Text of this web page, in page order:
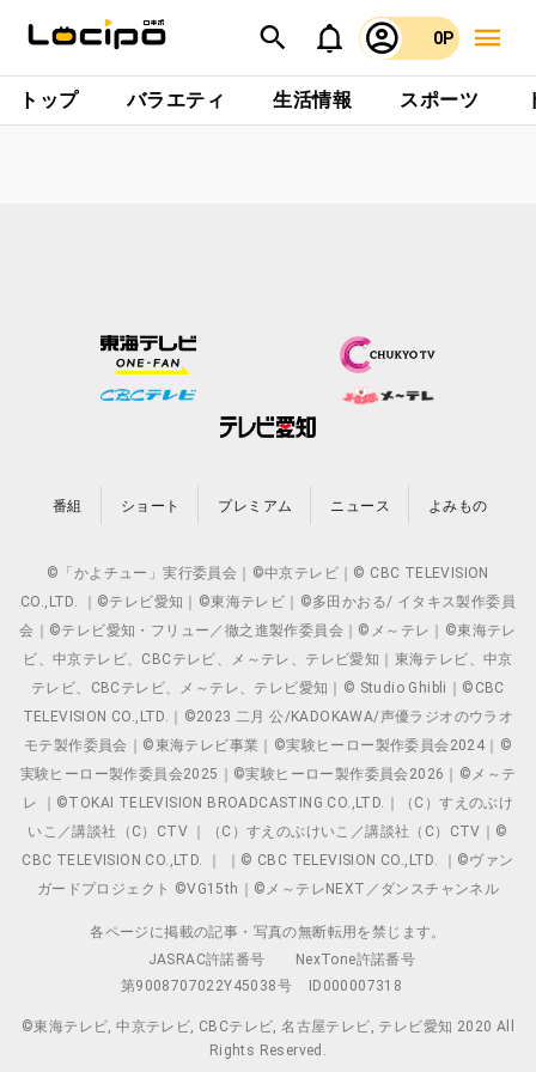
0P
トップ バラエティ 生活情報 スポーツ
番組 ショート プレミアム ニュース よみもの
©「かよチュー」実行委員会｜©中京テレビ｜© CBC TELEVISION
CO.,LTD. ｜©テレビ愛知｜©東海テレビ｜©多田かおる/ イタキス製作委員
会｜©テレビ愛知・フリュー／徹之進製作委員会｜©メ～テレ｜©東海テレ
ビ、中京テレビ、CBCテレビ、メ～テレ、テレビ愛知｜東海テレビ、中京
テレビ、CBCテレビ、メ～テレ、テレビ愛知｜© Studio Ghibli｜©CBC
TELEVISION CO.,LTD.｜©2023 二月 公/KADOKAWA/声優ラジオのウラオ
モテ製作委員会｜©東海テレビ事業｜©実験ヒーロー製作委員会2024｜©
実験ヒーロー製作委員会2025｜©実験ヒーロー製作委員会2026｜©メ～テ
レ ｜©TOKAI TELEVISION BROADCASTING CO.,LTD.｜（C）すえのぶけ
いこ／講談社（C）CTV ｜（C）すえのぶけいこ／講談社（C）CTV｜©
CBC TELEVISION CO.,LTD. ｜ ｜© CBC TELEVISION CO.,LTD. ｜©ヴァン
ガードプロジェクト ©VG15th｜©メ～テレNEXT／ダンスチャンネル
各ページに掲載の記事・写真の無断転用を禁じます。
JASRAC許諾番号
NexTone許諾番号
第9008707022Y45038号
ID000007318
©東海テレビ, 中京テレビ, CBCテレビ, 名古屋テレビ, テレビ愛知 2020 All
Rights Reserved.